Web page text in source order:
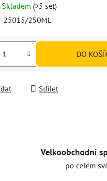
Skladem (>5 set)
25015/250ML
DO
Sdílet
Velkoobchodní
po celém